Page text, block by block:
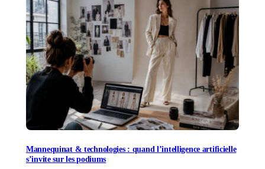
Mannequinat & technologies : quand l’intelligence artificielle
s’invite sur les podiums